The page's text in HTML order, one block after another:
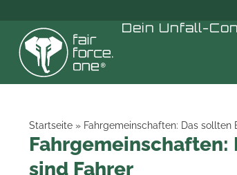
Dein Unfall-
Startseite » Fahrgemeinschaften: Das sollten
Fahrgemeinschaften:
sind Fahrer